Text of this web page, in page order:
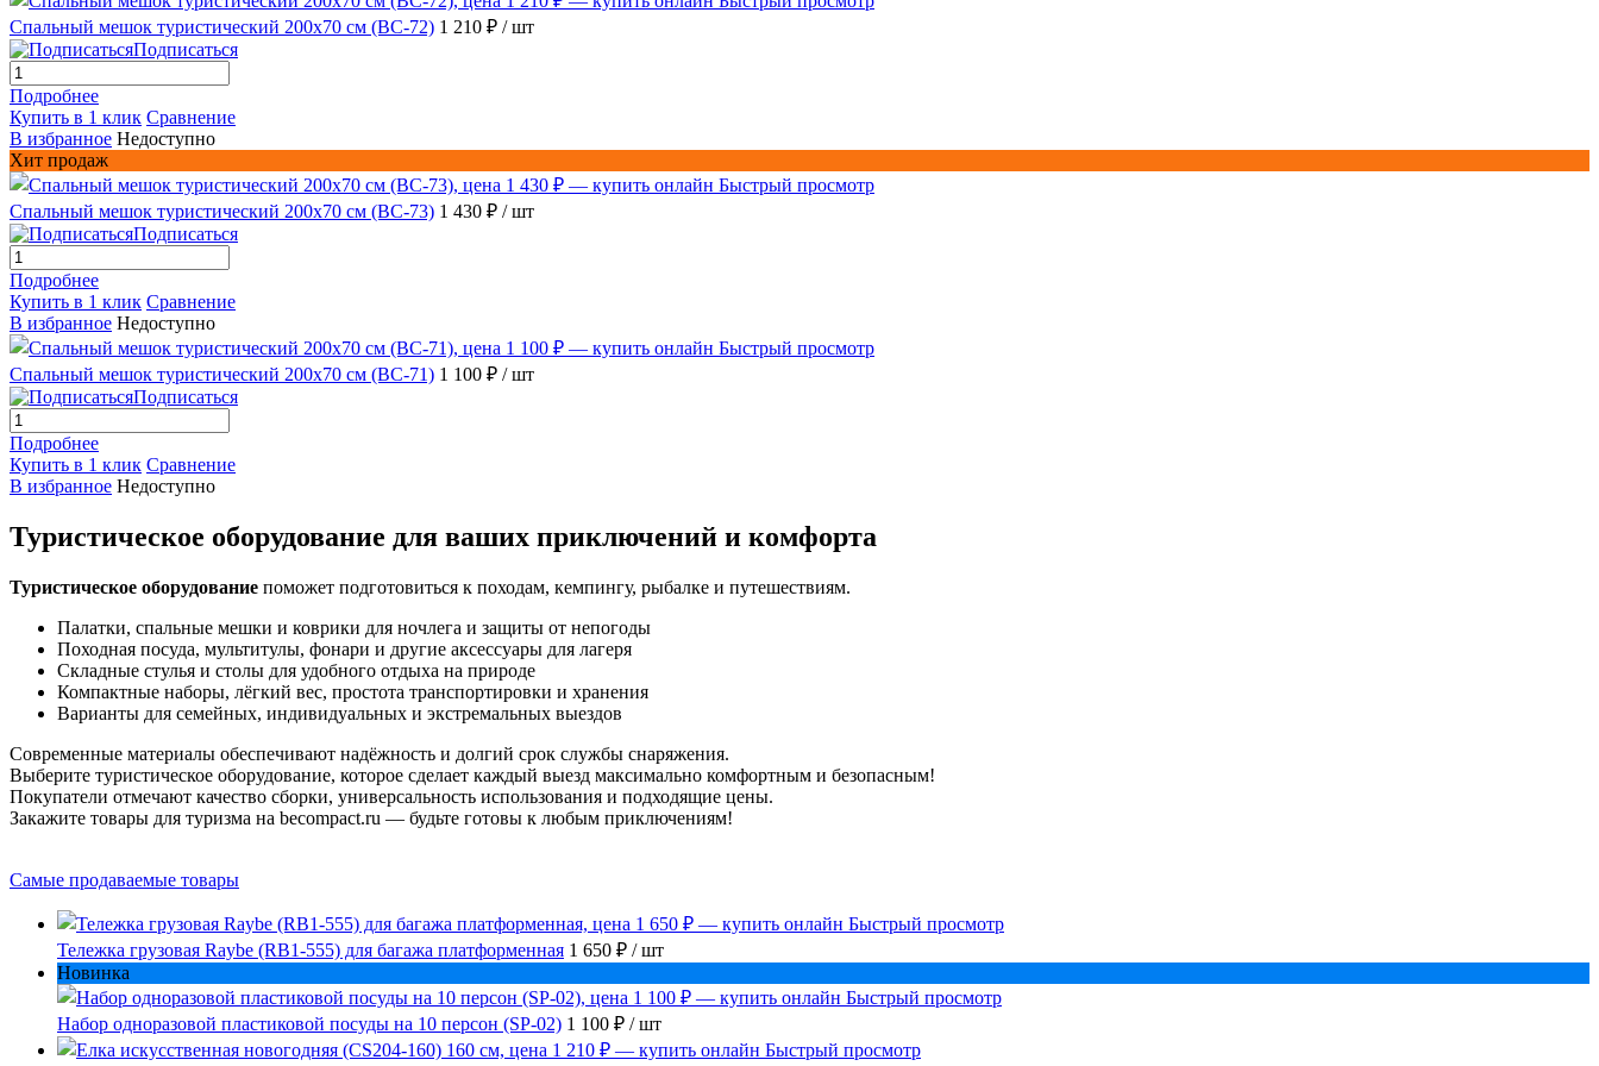
Спальный мешок туристический 200х70 см (BC-72) 1 210 ₽ / шт
Подписаться
Подробнее
Купить в 1 клик Сравнение
В избранное Недоступно
Хит продаж
Быстрый просмотр
Спальный мешок туристический 200х70 см (BC-73) 1 430 ₽ / шт
Подписаться
Подробнее
Купить в 1 клик Сравнение
В избранное Недоступно
Быстрый просмотр
Спальный мешок туристический 200х70 см (BC-71) 1 100 ₽ / шт
Подписаться
Подробнее
Купить в 1 клик Сравнение
В избранное Недоступно
Туристическое оборудование для ваших приключений и комфорта
Туристическое оборудование поможет подготовиться к походам, кемпингу, рыбалке и путешествиям.
Палатки, спальные мешки и коврики для ночлега и защиты от непогоды
Походная посуда, мультитулы, фонари и другие аксессуары для лагеря
Складные стулья и столы для удобного отдыха на природе
Компактные наборы, лёгкий вес, простота транспортировки и хранения
Варианты для семейных, индивидуальных и экстремальных выездов
Современные материалы обеспечивают надёжность и долгий срок службы снаряжения.
Выберите туристическое оборудование, которое сделает каждый выезд максимально комфортным и безопасным!
Покупатели отмечают качество сборки, универсальность использования и подходящие цены.
Закажите товары для туризма на becompact.ru — будьте готовы к любым приключениям!
Самые продаваемые товары
Быстрый просмотр
Тележка грузовая Raybe (RB1-555) для багажа платформенная 1 650 ₽ / шт
Новинка
Быстрый просмотр
Набор одноразовой пластиковой посуды на 10 персон (SP-02) 1 100 ₽ / шт
Быстрый просмотр